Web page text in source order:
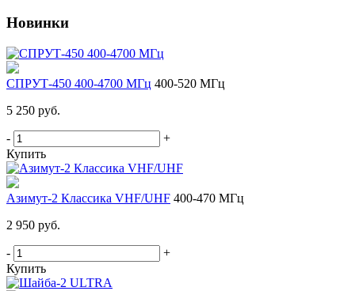
Новинки
СПРУТ-450 400-4700 МГц 400-520 МГц
5 250 руб.
-
+
Купить
Азимут-2 Классика VHF/UHF 400-470 МГц
2 950 руб.
-
+
Купить